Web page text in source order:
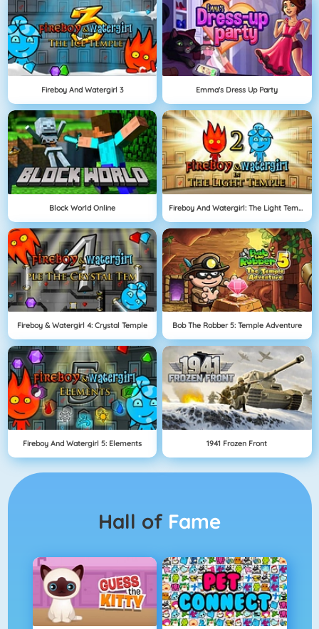
Fireboy And Watergirl 3 Emma's Dress Up Party
Block World Online Fireboy And Watergirl: The Light Temple
Fireboy & Watergirl 4: Crystal Temple Bob The Robber 5: Temple Adventure
Fireboy And Watergirl 5: Elements 1941 Frozen Front
Hall of Fame